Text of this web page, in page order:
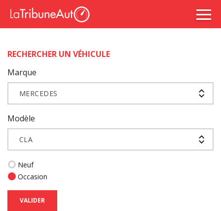
RECHERCHER UN VÉHICULE
Marque
MERCEDES
Modèle
CLA
Neuf
Occasion
VALIDER